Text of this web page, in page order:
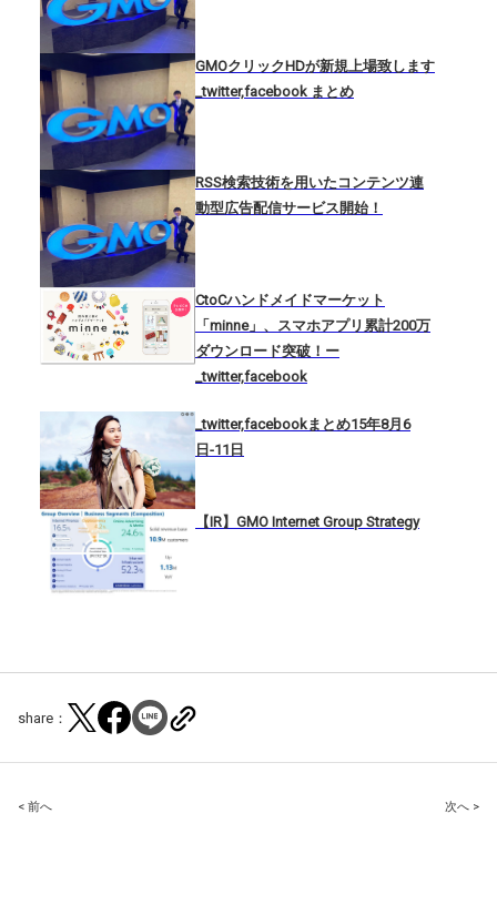
GMOクリックHDが新規上場致します
_twitter,facebook まとめ
RSS検索技術を用いたコンテンツ連
動型広告配信サービス開始！
CtoCハンドメイドマーケット
「minne」、スマホアプリ累計200万
ダウンロード突破！ー
_twitter,facebook
_twitter,facebookまとめ15年8月6
日-11日
【IR】GMO Internet Group Strategy
share：
Post
< 前へ 次へ >